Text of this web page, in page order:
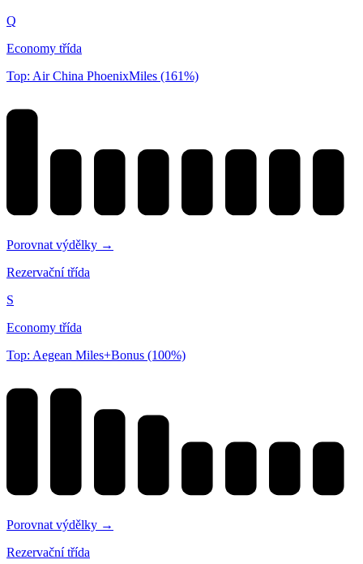
Q
Economy třída
Top: Air China PhoenixMiles (161%)
Porovnat výdělky →
Rezervační třída
S
Economy třída
Top: Aegean Miles+Bonus (100%)
Porovnat výdělky →
Rezervační třída